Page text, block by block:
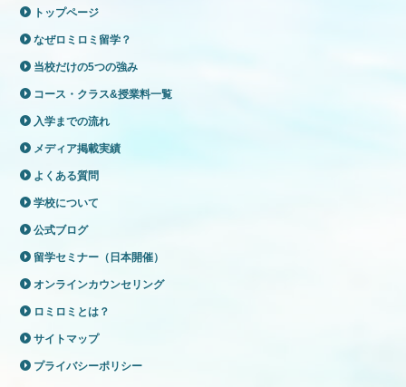
トップページ
なぜロミロミ留学？
当校だけの5つの強み
コース・クラス&授業料一覧
入学までの流れ
メディア掲載実績
よくある質問
学校について
公式ブログ
留学セミナー（日本開催）
オンラインカウンセリング
ロミロミとは？
サイトマップ
プライバシーポリシー